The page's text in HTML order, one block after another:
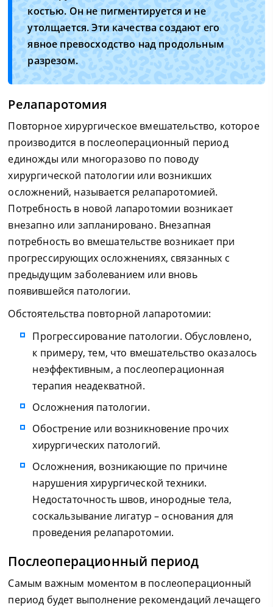
костью. Он не пигментируется и не
утолщается. Эти качества создают его
явное превосходство над продольным
разрезом.
Релапаротомия
Повторное хирургическое вмешательство, которое
производится в послеоперационный период
единожды или многоразово по поводу
хирургической патологии или возникших
осложнений, называется релапаротомией.
Потребность в новой лапаротомии возникает
внезапно или запланировано. Внезапная
потребность во вмешательстве возникает при
прогрессирующих осложнениях, связанных с
предыдущим заболеванием или вновь
появившейся патологии.
Обстоятельства повторной лапаротомии:
Прогрессирование патологии. Обусловлено,
к примеру, тем, что вмешательство оказалось
неэффективным, а послеоперационная
терапия неадекватной.
Осложнения патологии.
Обострение или возникновение прочих
хирургических патологий.
Осложнения, возникающие по причине
нарушения хирургической техники.
Недостаточность швов, инородные тела,
соскальзывание лигатур – основания для
проведения релапаротомии.
Послеоперационный период
Самым важным моментом в послеоперационный
период будет выполнение рекомендаций лечащего